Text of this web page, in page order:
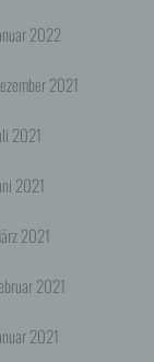
2022
2021
2021
2021
2021
2021
2021
an